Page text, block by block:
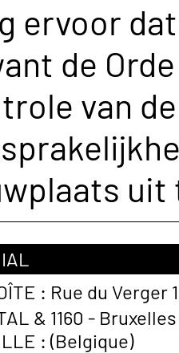
ervoor
de
van
uit
: Rue du Verger
&
:
1160 -
(Belgique)